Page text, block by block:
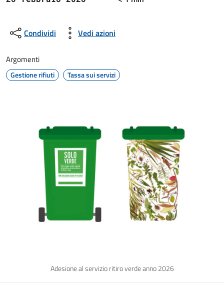
Condividi Vedi azioni
Argomenti
Gestione rifiuti Tassa sui servizi
Adesione al servizio ritiro verde anno 2026